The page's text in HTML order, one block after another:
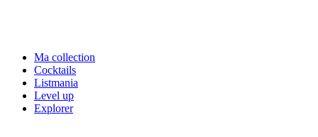
Ma collection
Cocktails
Listmania
Level up
Explorer